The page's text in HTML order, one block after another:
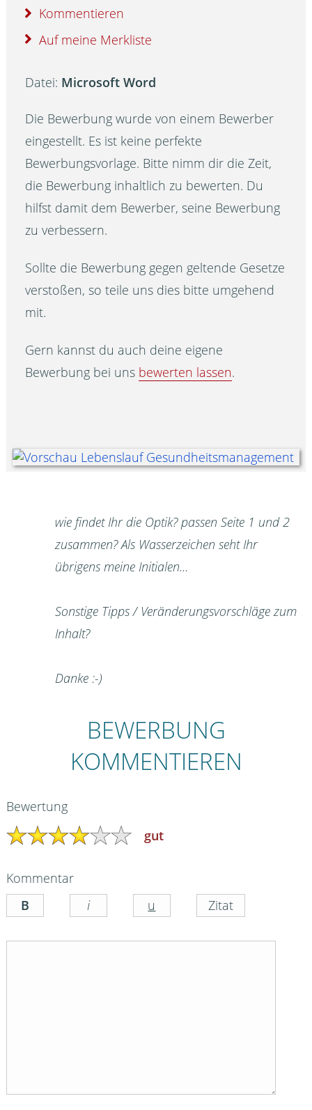
Kommentieren
Auf meine Merkliste
Datei: Microsoft Word
Die Bewerbung wurde von einem Bewerber
eingestellt. Es ist keine perfekte
Bewerbungsvorlage. Bitte nimm dir die Zeit,
die Bewerbung inhaltlich zu bewerten. Du
hilfst damit dem Bewerber, seine Bewerbung
zu verbessern.
Sollte die Bewerbung gegen geltende Gesetze
verstoßen, so teile uns dies bitte umgehend
mit.
Gern kannst du auch deine eigene
Bewerbung bei uns bewerten lassen.
wie findet Ihr die Optik? passen Seite 1 und 2
zusammen? Als Wasserzeichen seht Ihr
übrigens meine Initialen...
Sonstige Tipps / Veränderungsvorschläge zum
Inhalt?
Danke :-)
BEWERBUNG
KOMMENTIEREN
Bewertung
gut
Kommentar